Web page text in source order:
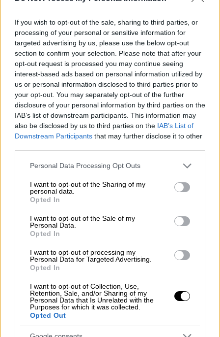
If you wish to opt-out of the sale, sharing to third parties, or
processing of your personal or sensitive information for
targeted advertising by us, please use the below opt-out
section to confirm your selection. Please note that after your
opt-out request is processed you may continue seeing
interest-based ads based on personal information utilized by
us or personal information disclosed to third parties prior to
your opt-out. You may separately opt-out of the further
disclosure of your personal information by third parties on the
IAB’s list of downstream participants. This information may
also be disclosed by us to third parties on the IAB’s List of
Downstream Participants that may further disclose it to other
Please note that this website/app uses one or more Google
not limited to your visit or usage behaviour. You may click to
grant or deny consent to Google and its third-party tags to
use your data for below specified purposes in below Google
consent section.
Personal Data Processing Opt Outs
I want to opt-out of the Sharing of my
personal data.
Opted In
I want to opt-out of the Sale of my
Personal Data.
Opted In
I want to opt-out of processing my
Personal Data for Targeted Advertising.
Opted In
I want to opt-out of Collection, Use,
Retention, Sale, and/or Sharing of my
Personal Data that Is Unrelated with the
Purposes for which it was collected.
Opted Out
Αλευράς και Ζερόμ Καλούτα,καθώς είναι τα
δυο πρόσωπα που έχουν αναλάβει να
παρουσιάσουν τη φετινήEurovision, χωρίς
όμως να καταφέρουν να αποσπάσουν
ιδιαίτερα θετικές κριτικές, ήδη από τον Α’
Ημιτελικό.
Τα αρνητικά σχόλια για τους δυο τους, ήδη
από τον πρώτο Ημιτελικό ήταν πολλά, κι
εκείνοι απάντησαν με τον δικό τους τρόπο
με τις δηλώσεις που έκαναν στην εκπομπή
Eurovision nightτο βράδυ της Πέμπτης 9/5,
λίγο πριν την έναρξη του Β’ Ημιτελικού.
«Η Μαρίνα, όσες μέρες είμαστε και εμείς
εδώ, βλέπουμε ότι την αγαπάει ο κόσμος,
την έχει ξεχωρίσει. Μάλιστα, έχουν
συμμετοχή και ως έναν από τους πιο
ωραίους δεικτικούς στίχους της Eurovision,
ο οποίος είναι “I’m gonna do it my way”, “θα
το κάνω με τον δικό μου τρόπο” δηλαδή»
δίνοντας πάσα στονΖερόμ Καλούτα,
o
οποίος ανέφερε: «Όπως και η ΕΡΤ το κάνει
με τον δικό της τρόπο που έχει πάρει εμάς.
Και γενικά όλα γίνονται με έναν καινούργιο